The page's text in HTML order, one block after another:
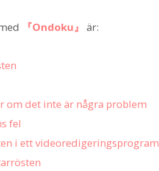
『Ondoku』 är:
om det inte är några problem
fel
i ett videoredigeringsprogram